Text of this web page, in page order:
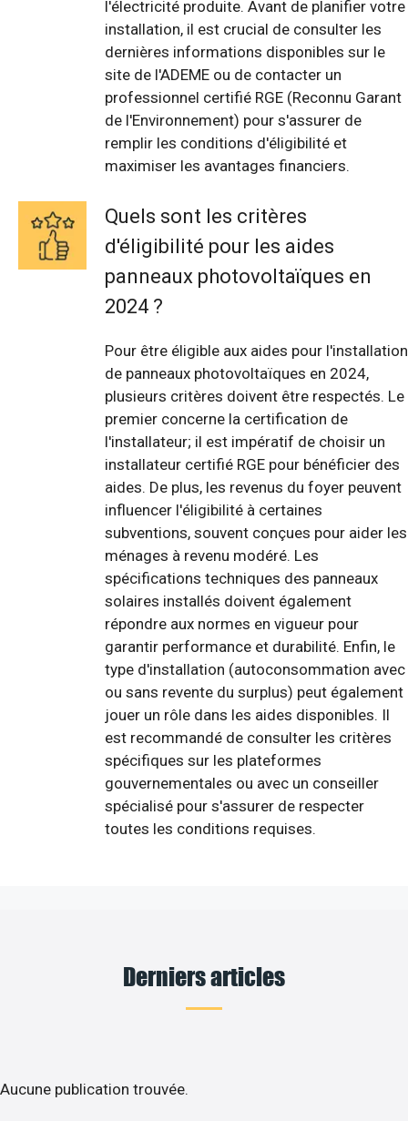
l'électricité produite. Avant de planifier votre
installation, il est crucial de consulter les
dernières informations disponibles sur le
site de l'ADEME ou de contacter un
professionnel certifié RGE (Reconnu Garant
de l'Environnement) pour s'assurer de
remplir les conditions d'éligibilité et
maximiser les avantages financiers.
Quels sont les critères
d'éligibilité pour les aides
panneaux photovoltaïques en
2024 ?
Pour être éligible aux aides pour l'installation
de panneaux photovoltaïques en 2024,
plusieurs critères doivent être respectés. Le
premier concerne la certification de
l'installateur; il est impératif de choisir un
installateur certifié RGE pour bénéficier des
aides. De plus, les revenus du foyer peuvent
influencer l'éligibilité à certaines
subventions, souvent conçues pour aider les
ménages à revenu modéré. Les
spécifications techniques des panneaux
solaires installés doivent également
répondre aux normes en vigueur pour
garantir performance et durabilité. Enfin, le
type d'installation (autoconsommation avec
ou sans revente du surplus) peut également
jouer un rôle dans les aides disponibles. Il
est recommandé de consulter les critères
spécifiques sur les plateformes
gouvernementales ou avec un conseiller
spécialisé pour s'assurer de respecter
toutes les conditions requises.
Derniers articles
Aucune publication trouvée.